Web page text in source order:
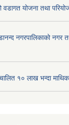
योजना तथा
नगरपालिकाको नगर
१० लाख भन्दा